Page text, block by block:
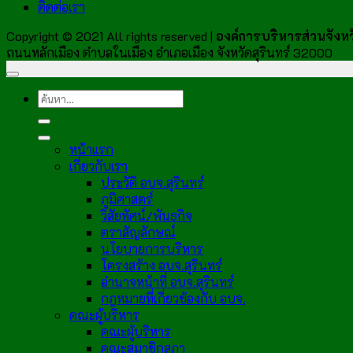
ติดต่อเรา
Copyright © 2021 All rights reserved | องค์การบริหารส่วนจัง
ถนนหลักเมือง ตำบลในเมือง อำเภอเมือง จังหวัดสุรินทร์ 32000
หน้าแรก
เกี่ยวกับเรา
ประวัติ อบจ.สุรินทร์
ภูมิศาสตร์
วิสัยทัศน์/พันธกิจ
ตราสัญลักษณ์
นโยบายการบริหาร
โครงสร้าง อบจ.สุรินทร์
อำนาจหน้าที่ อบจ.สุรินทร์
กฎหมายที่เกี่ยวข้องกับ อบจ.
คณะผู้บริหาร
คณะผู้บริหาร
คณะสมาชิกสภา